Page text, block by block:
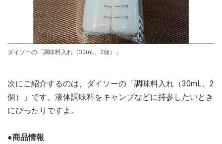
ダイソーの「調味料入れ（30mL、2個）」
次にご紹介するのは、ダイソーの「調味料入れ（30mL、2
個）」です。液体調味料をキャンプなどに持参したいとき
にぴったりですよ。
●商品情報